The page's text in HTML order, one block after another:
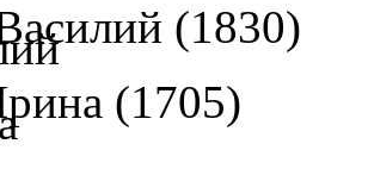
(1830)
(1705)